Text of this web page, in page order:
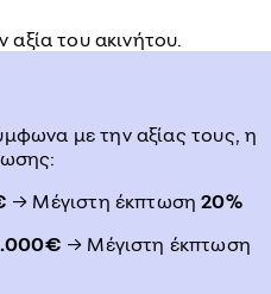
αξία του ακινήτου.
με την αξίας τους, η
→ Μέγιστη έκπτωση20%
→ Μέγιστη έκπτωση